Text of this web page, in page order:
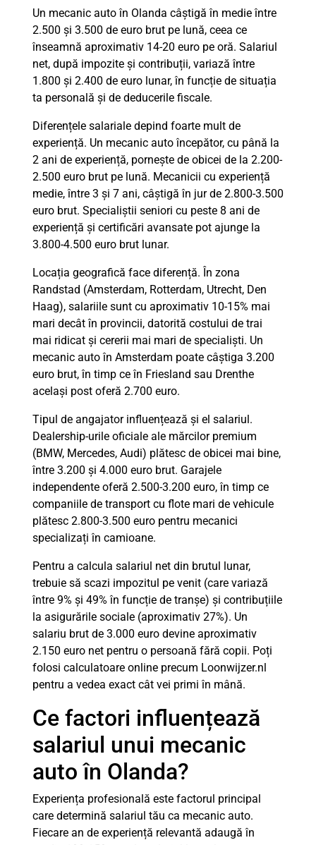
Un mecanic auto în Olanda câștigă în medie între
2.500 și 3.500 de euro brut pe lună, ceea ce
înseamnă aproximativ 14-20 euro pe oră. Salariul
net, după impozite și contribuții, variază între
1.800 și 2.400 de euro lunar, în funcție de situația
ta personală și de deducerile fiscale.
Diferențele salariale depind foarte mult de
experiență. Un mecanic auto începător, cu până la
2 ani de experiență, pornește de obicei de la 2.200-
2.500 euro brut pe lună. Mecanicii cu experiență
medie, între 3 și 7 ani, câștigă în jur de 2.800-3.500
euro brut. Specialiștii seniori cu peste 8 ani de
experiență și certificări avansate pot ajunge la
3.800-4.500 euro brut lunar.
Locația geografică face diferență. În zona
Randstad (Amsterdam, Rotterdam, Utrecht, Den
Haag), salariile sunt cu aproximativ 10-15% mai
mari decât în provincii, datorită costului de trai
mai ridicat și cererii mai mari de specialiști. Un
mecanic auto în Amsterdam poate câștiga 3.200
euro brut, în timp ce în Friesland sau Drenthe
același post oferă 2.700 euro.
Tipul de angajator influențează și el salariul.
Dealership-urile oficiale ale mărcilor premium
(BMW, Mercedes, Audi) plătesc de obicei mai bine,
între 3.200 și 4.000 euro brut. Garajele
independente oferă 2.500-3.200 euro, în timp ce
companiile de transport cu flote mari de vehicule
plătesc 2.800-3.500 euro pentru mecanici
specializați în camioane.
Pentru a calcula salariul net din brutul lunar,
trebuie să scazi impozitul pe venit (care variază
între 9% și 49% în funcție de tranșe) și contribuțiile
la asigurările sociale (aproximativ 27%). Un
salariu brut de 3.000 euro devine aproximativ
2.150 euro net pentru o persoană fără copii. Poți
folosi calculatoare online precum Loonwijzer.nl
pentru a vedea exact cât vei primi în mână.
Ce factori influențează
salariul unui mecanic
auto în Olanda?
Experiența profesională este factorul principal
care determină salariul tău ca mecanic auto.
Fiecare an de experiență relevantă adaugă în